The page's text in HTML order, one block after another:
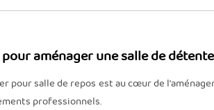
aménager une salle de
pour salle de repos est au cœur de
professionnels.